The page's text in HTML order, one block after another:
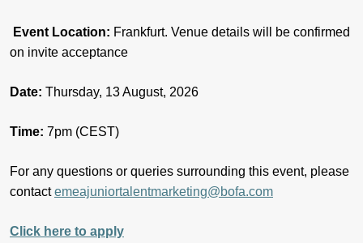
Event Location: Frankfurt. Venue details will be confirmed
on invite acceptance
Date: Thursday, 13 August, 2026
Time: 7pm (CEST)
For any questions or queries surrounding this event, please
contactemeajuniortalentmarketing@bofa.com
Click here to apply